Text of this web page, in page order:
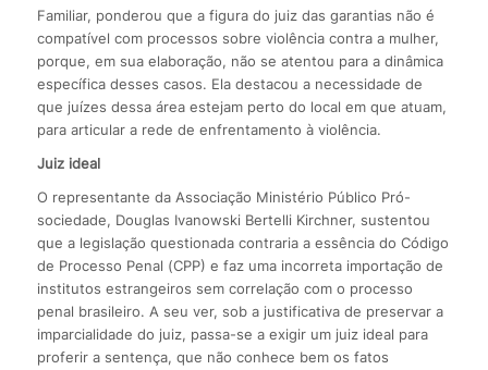
Familiar, ponderou que a figura do juiz das garantias não é
compatível com processos sobre violência contra a mulher,
porque, em sua elaboração, não se atentou para a dinâmica
específica desses casos. Ela destacou a necessidade de
que juízes dessa área estejam perto do local em que atuam,
para articular a rede de enfrentamento à violência.
Juiz ideal
O representante da Associação Ministério Público Pró-
sociedade, Douglas Ivanowski Bertelli Kirchner, sustentou
que a legislação questionada contraria a essência do Código
de Processo Penal (CPP) e faz uma incorreta importação de
institutos estrangeiros sem correlação com o processo
penal brasileiro. A seu ver, sob a justificativa de preservar a
imparcialidade do juiz, passa-se a exigir um juiz ideal para
proferir a sentença, que não conhece bem os fatos